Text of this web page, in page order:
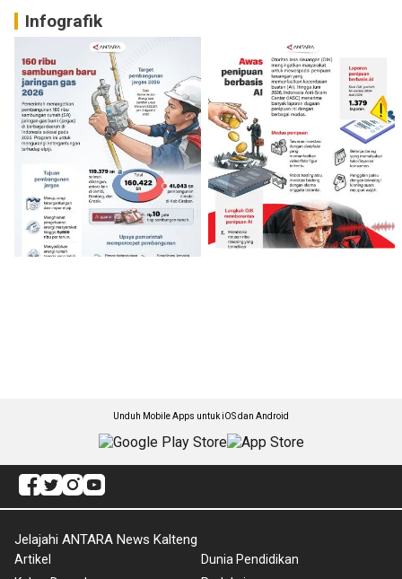
Infografik
Unduh Mobile Apps untuk iOS dan Android
Jelajahi ANTARA News Kalteng
Artikel
Dunia Pendidikan